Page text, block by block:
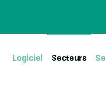
Logiciel Secteurs